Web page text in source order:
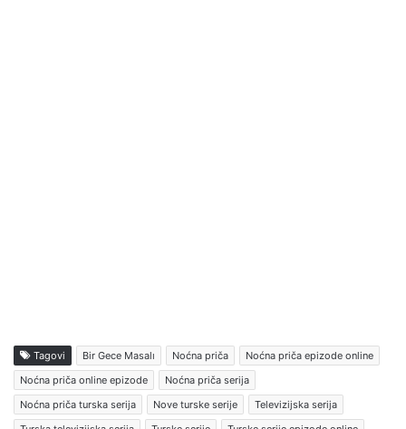
Tagovi Bir Gece Masalı Noćna priča
Noćna priča epizode online
Noćna priča online epizode
Noćna priča serija
Noćna priča turska serija
Nove turske serije
Televizijska serija